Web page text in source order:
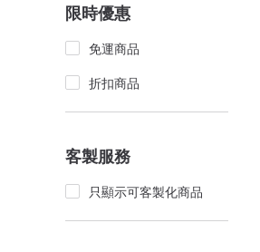
限時優惠
免運商品
折扣商品
客製服務
只顯示可客製化商品